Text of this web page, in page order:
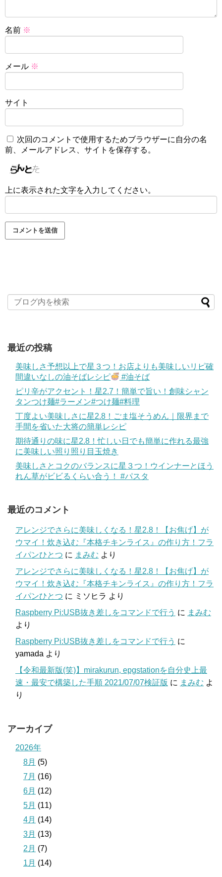
名前 ※
メール ※
サイト
次回のコメントで使用するためブラウザーに自分の名
前、メールアドレス、サイトを保存する。
上に表示された文字を入力してください。
最近の投稿
美味しさ予想以上で星３つ！お店よりも美味しいリピ確
間違いなしの油そばレシピ
#油そば
ピリ辛がアクセント！星2.7！簡単で旨い！創味シャン
タンつけ麺#ラーメン#つけ麺#料理
丁度よい美味しさに星2.8！ごま塩そうめん｜限界まで
手間を省いた大将の簡単レシピ
期待通りの味に星2.8！忙しい日でも簡単に作れる最強
に美味しい照り照り目玉焼き
美味しさとコクのバランスに星３つ！ウインナーとほう
れん草がビビるくらい合う！ #パスタ
最近のコメント
アレンジでさらに美味しくなる！星2.8！【お焦げ】が
ウマイ！炊き込む『本格チキンライス』の作り方！フラ
イパンひとつ に まみむ より
アレンジでさらに美味しくなる！星2.8！【お焦げ】が
ウマイ！炊き込む『本格チキンライス』の作り方！フラ
イパンひとつ に ミソヒラ より
Raspberry Pi:USB抜き差しをコマンドで行う に まみむ
より
Raspberry Pi:USB抜き差しをコマンドで行う に
yamada より
【令和最新版(笑)】mirakurun, epgstationを自分史上最
速・最安で構築した手順 2021/07/07検証版 に まみむ よ
り
アーカイブ
2026年
8月 (5)
7月 (16)
6月 (12)
5月 (11)
4月 (14)
3月 (13)
2月 (7)
1月 (14)